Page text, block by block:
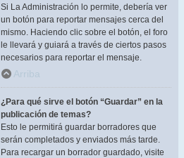
Si La Administración lo permite, debería ver
un botón para reportar mensajes cerca del
mismo. Haciendo clic sobre el botón, el foro
le llevará y guiará a través de ciertos pasos
necesarios para reportar el mensaje.
Arriba
¿Para qué sirve el botón “Guardar” en la
publicación de temas?
Esto le permitirá guardar borradores que
serán completados y enviados más tarde.
Para recargar un borrador guardado, visite